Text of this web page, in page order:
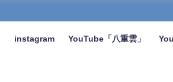
instagram YouTube「八重雲」